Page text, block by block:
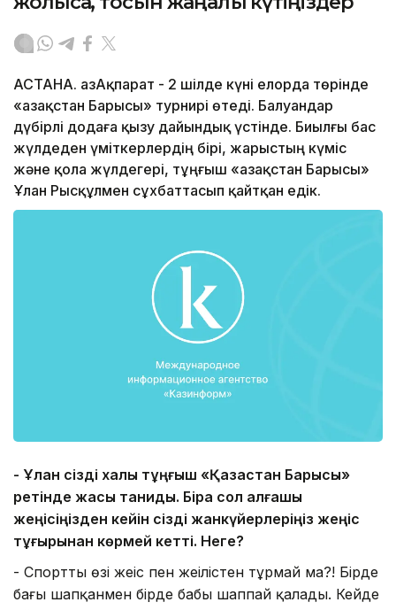
АСТАНА. ҚазАқпарат - 2 шілде күні елорда төрінде
«Қазақстан Барысы» турнирі өтеді. Балуандар
дүбірлі додаға қызу дайындық үстінде. Биылғы бас
жүлдеден үміткерлердің бірі, жарыстың күміс
және қола жүлдегері, тұңғыш «Қазақстан Барысы»
Ұлан Рысқұлмен сұхбаттасып қайтқан едік.
- Ұлан сізді халық тұңғыш «Қазақстан Барысы»
ретінде жақсы таниды. Бірақ сол алғашқы
жеңісіңізден кейін сізді жанкүйерлеріңіз жеңіс
тұғырынан көрмей кетті. Неге?
- Спорттың өзі жеңіс пен жеңілістен тұрмай ма?! Бірде
бағың шапқанмен бірде бабың шаппай қалады. Кейде